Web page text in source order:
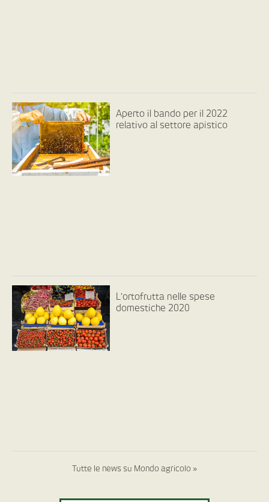
Aperto il bando per il 2022
relativo al settore apistico
L’ortofrutta nelle spese
domestiche 2020
Tutte le news su Mondo agricolo »